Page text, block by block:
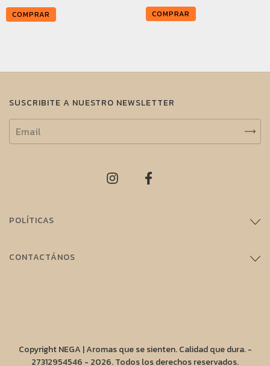
COMPRAR COMPRAR
SUSCRIBITE A NUESTRO NEWSLETTER
POLÍTICAS
CONTACTÁNOS
Copyright NEGA | Aromas que se sienten. Calidad que dura. -
27312954546 - 2026. Todos los derechos reservados.